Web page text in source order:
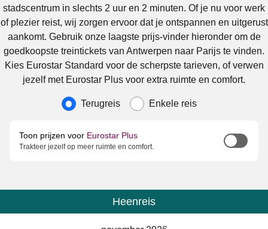
stadscentrum in slechts 2 uur en 2 minuten. Of je nu voor werk
of plezier reist, wij zorgen ervoor dat je ontspannen en uitgerust
aankomt. Gebruik onze laagste prijs-vinder hieronder om de
goedkoopste treintickets van Antwerpen naar Parijs te vinden.
Kies Eurostar Standard voor de scherpste tarieven, of verwen
jezelf met Eurostar Plus voor extra ruimte en comfort.
Soort reisTerugreis Enkele reis
Toon prijzen voor Eurostar Plus
Trakteer jezelf op meer ruimte en comfort.
Kalender
Heenreis